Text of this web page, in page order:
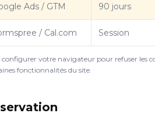
Ads / GTM 90 jours
/ Cal.com Session
votre navigateur pour refuser les
fonctionnalités du site.